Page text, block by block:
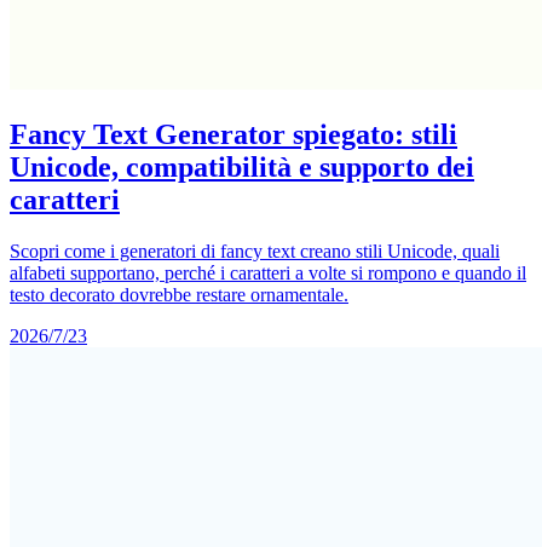
Fancy Text Generator spiegato: stili
Unicode, compatibilità e supporto dei
caratteri
Scopri come i generatori di fancy text creano stili Unicode, quali
alfabeti supportano, perché i caratteri a volte si rompono e quando il
testo decorato dovrebbe restare ornamentale.
2026/7/23